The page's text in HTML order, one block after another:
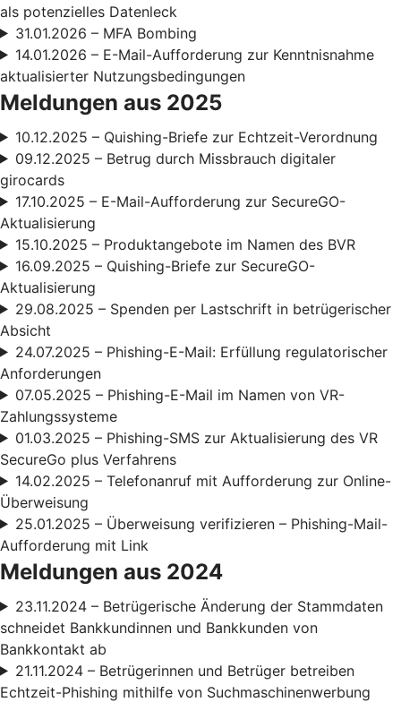
als potenzielles Datenleck
31.01.2026 – MFA Bombing
14.01.2026 – E-Mail-Aufforderung zur Kenntnisnahme
aktualisierter Nutzungsbedingungen
Meldungen aus 2025
10.12.2025 – Quishing-Briefe zur Echtzeit-Verordnung
09.12.2025 – Betrug durch Missbrauch digitaler
girocards
17.10.2025 – E-Mail-Aufforderung zur SecureGO-
Aktualisierung
15.10.2025 – Produktangebote im Namen des BVR
16.09.2025 – Quishing-Briefe zur SecureGO-
Aktualisierung
29.08.2025 – Spenden per Lastschrift in betrügerischer
Absicht
24.07.2025 – Phishing-E-Mail: Erfüllung regulatorischer
Anforderungen
07.05.2025 – Phishing-E-Mail im Namen von VR-
Zahlungssysteme
01.03.2025 – Phishing-SMS zur Aktualisierung des VR
SecureGo plus Verfahrens
14.02.2025 – Telefonanruf mit Aufforderung zur Online-
Überweisung
25.01.2025 – Überweisung verifizieren – Phishing-Mail-
Aufforderung mit Link
Meldungen aus 2024
23.11.2024 – Betrügerische Änderung der Stammdaten
schneidet Bankkundinnen und Bankkunden von
Bankkontakt ab
21.11.2024 – Betrügerinnen und Betrüger betreiben
Echtzeit-Phishing mithilfe von Suchmaschinenwerbung